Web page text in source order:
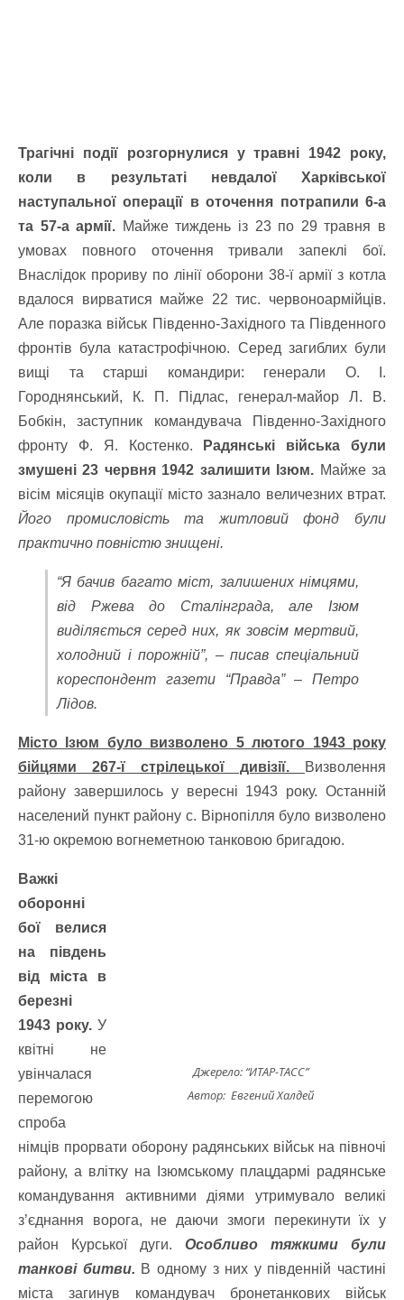
Трагічні події розгорнулися у травні 1942 року,
коли в результаті невдалої Харківської
наступальної операції в оточення потрапили 6-а
та 57-а армії. Майже тиждень із 23 по 29 травня в
умовах повного оточення тривали запеклі бої.
Внаслідок прориву по лінії оборони 38-ї армії з котла
вдалося вирватися майже 22 тис. червоноармійців.
Але поразка військ Південно-Західного та Південного
фронтів була катастрофічною. Серед загиблих були
вищі та старші командири: генерали О. І.
Городнянський, К. П. Підлас, генерал-майор Л. В.
Бобкін, заступник командувача Південно-Західного
фронту Ф. Я. Костенко.
Радянські війська були
змушені 23 червня 1942 залишити Ізюм. Майже за
вісім місяців окупації місто зазнало величезних втрат.
Його промисловість та житловий фонд були
практично повністю знищені.
“Я бачив багато міст, залишених німцями,
від Ржева до Сталінграда, але Ізюм
виділяється серед них, як зовсім мертвий,
холодний і порожній”, – писав спеціальний
кореспондент газети “Правда” – Петро
Лідов.
Місто Ізюм було визволено 5 лютого 1943 року
бійцями 267-ї стрілецької дивізії.
Визволення
району завершилось у вересні 1943 року. Останній
населений пункт району с. Вірнопілля було визволено
31-ю окремою вогнеметною танковою бригадою.
Джерело: “ИТАР-ТАСС”
Автор: Евгений Халдей
Важкі
оборонні
бої велися
на південь
від міста в
березні
1943 року. У
квітні не
увінчалася
перемогою
спроба
німців прорвати оборону радянських військ на півночі
району, а влітку на Ізюмському плацдармі радянське
командування активними діями утримувало великі
з’єднання ворога, не даючи змоги перекинути їх у
район Курської дуги. Особливо тяжкими були
танкові битви. В одному з них у південній частині
міста загинув командувач бронетанкових військ